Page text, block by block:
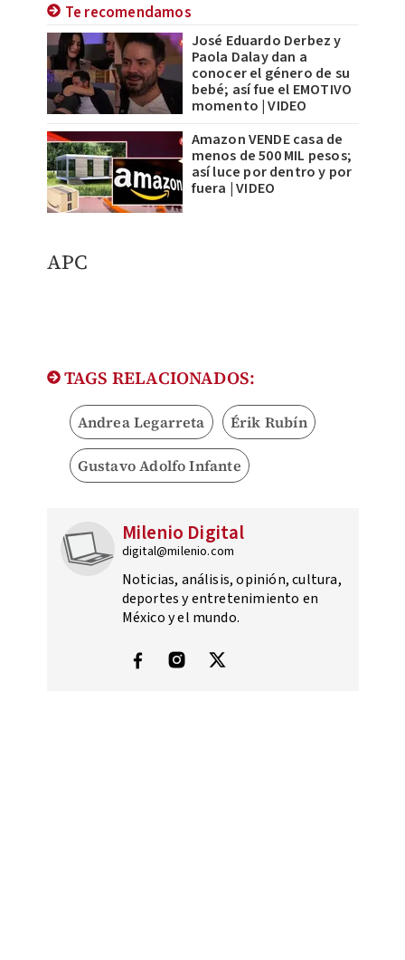
Te recomendamos
José Eduardo Derbez y
Paola Dalay dan a
conocer el género de su
bebé; así fue el EMOTIVO
momento | VIDEO
Amazon VENDE casa de
menos de 500 MIL pesos;
así luce por dentro y por
fuera | VIDEO
APC
TAGS RELACIONADOS:
Andrea Legarreta Érik Rubín
Gustavo Adolfo Infante
Milenio Digital
digital@milenio.com
Noticias, análisis, opinión, cultura,
deportes y entretenimiento en
México y el mundo.